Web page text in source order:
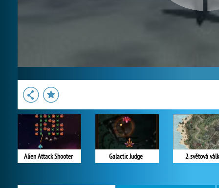
Alien Attack Shooter Galactic Judge 2. světová